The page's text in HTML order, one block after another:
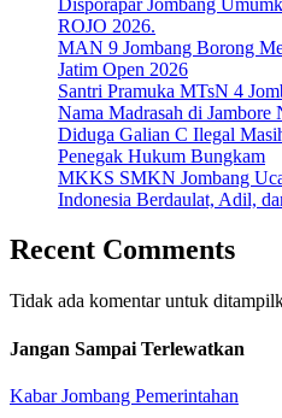
ROJO 2026.
MAN 9 Jombang Borong
Jatim Open 2026
Santri Pramuka MTsN 4
Nama Madrasah di Jambore
Diduga Galian C Ilegal
Penegak Hukum Bungkam
MKKS SMKN Jombang
Indonesia Berdaulat, Adil,
Recent Comments
Tidak ada komentar untuk
Jangan Sampai Terlewatkan
Kabar Jombang Pemerintahan